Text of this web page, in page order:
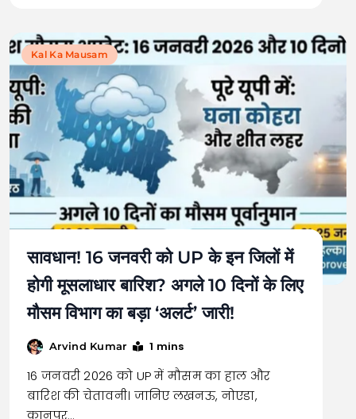
Kal Ka Mausam
सावधान! 16 जनवरी को UP के इन जिलों में
होगी मूसलाधार बारिश? अगले 10 दिनों के लिए
मौसम विभाग का बड़ा ‘अलर्ट’ जारी!
Arvind Kumar 1 mins
16 जनवरी 2026 को UP में मौसम का हाल और
बारिश की चेतावनी। जानिए लखनऊ, नोएडा,
कानपुर…